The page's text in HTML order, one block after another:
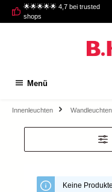
springen
🌟🌟🌟🌟🌟 4,7 bei trusted
shops
Menü
Innenleuchten Wandleuchten
Keine